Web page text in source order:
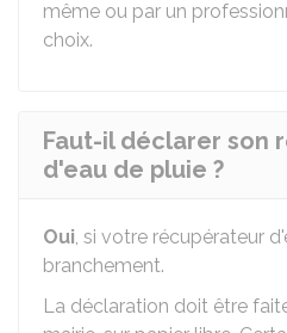
même ou par un
choix.
Faut-il déclarer son
d'eau de pluie ?
Oui, si votre récupérateur
branchement.
La déclaration doit être